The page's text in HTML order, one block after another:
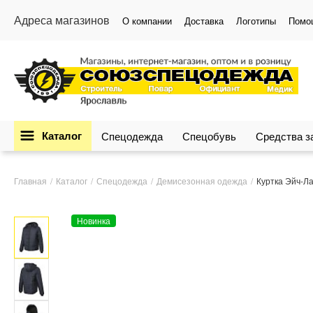
Адреса магазинов О компании Доставка Логотипы
Каталог Спецодежда Спецобувь Средства
Главная Каталог Спецодежда Демисезонная одежда Куртка Эйч-
Новинка